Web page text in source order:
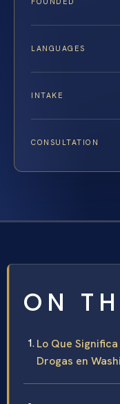
LANGUAGES
INTAKE
CONSULTATION
ON
Lo Que
Drogas en